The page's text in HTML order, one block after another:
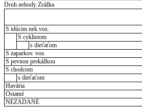
Druh nehody Zrážka
S idúcim nek.voz.
S cyklistom
s dieťaťom
S zaparkov. voz.
S pevnou prekážkou
S chodcom
s dieťaťom
Havária
Ostatné
NEZADANÉ